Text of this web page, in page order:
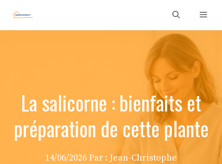
contenu
La salicorne : bienfaits et
préparation de cette plante
14/06/2026 Par : Jean-Christophe